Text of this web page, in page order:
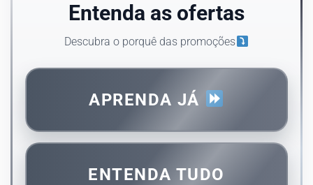
Entenda as ofertas
Descubra o porquê das promoções
APRENDA JÁ
ENTENDA TUDO